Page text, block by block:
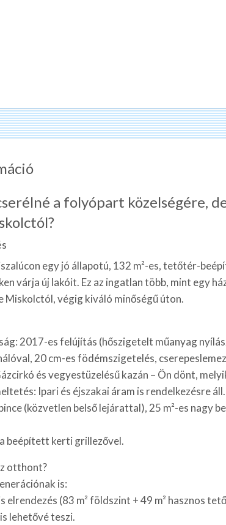
a folyópart közelségére,
egy jó állapotú, 132 m²-es, tetőtér-
várja új lakóit. Ez az ingatlan több, mint egy
Miskolctól, végig kiváló minőségű úton.
2017-es felújítás (hőszigetelt műanyag
20 cm-es födémszigetelés,
és vegyestüzelésű kazán – Ön dönt,
Ipari és éjszakai áram is rendelkezésre áll.
(közvetlen belső lejárattal), 25 m²-es nagy
beépített kerti grillezővel.
otthont?
is:
elrendezés (83 m² földszint + 49 m² hasznos
lehetővé teszi.